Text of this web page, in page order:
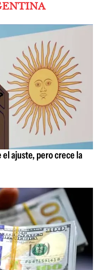
el ajuste, pero crece la